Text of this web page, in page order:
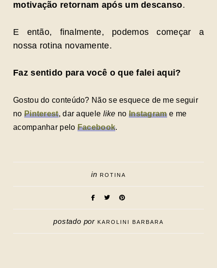
motivação retornam após um descanso.
E então, finalmente, podemos começar a
nossa rotina novamente.
Faz sentido para você o que falei aqui?
Gostou do conteúdo? Não se esquece de me seguir
no Pinterest, dar aquele like no Instagram e me
acompanhar pelo Facebook.
in ROTINA
postado por KAROLINI BARBARA